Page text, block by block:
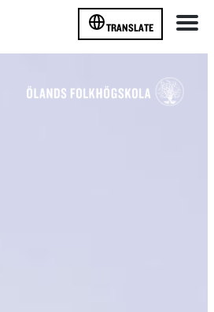
TRANSLATE